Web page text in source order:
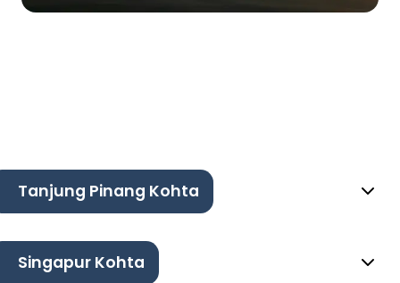
Tanjung Pinang Kohta
Singapur Kohta